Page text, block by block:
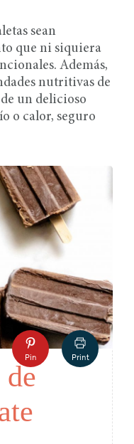
sean
que ni siquiera
Además,
nutritivas de
un delicioso
o calor, seguro
Pin Print
de